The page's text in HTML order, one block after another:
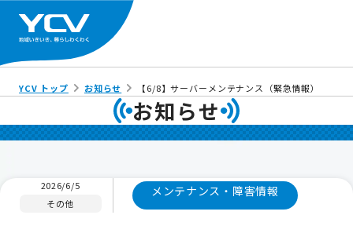
YCV トップ お知らせ 【6/8】サーバーメンテナンス（緊急情報）
お知らせ
2026/6/5
その他
メンテナンス・障害情報